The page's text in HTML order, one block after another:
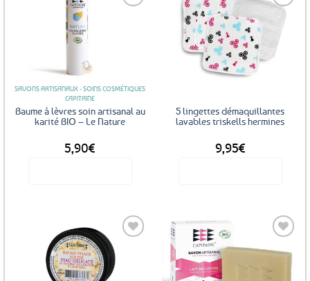
SAVONS ARTISANAUX - SOINS COSMÉTIQUES
CAPITAINE
Baume à lèvres soin artisanal au
karité BIO – Le Nature
5,90€
Ajouter
aux
favoris
5 lingettes démaquillantes
lavables triskells hermines
9,95€
Ajouter